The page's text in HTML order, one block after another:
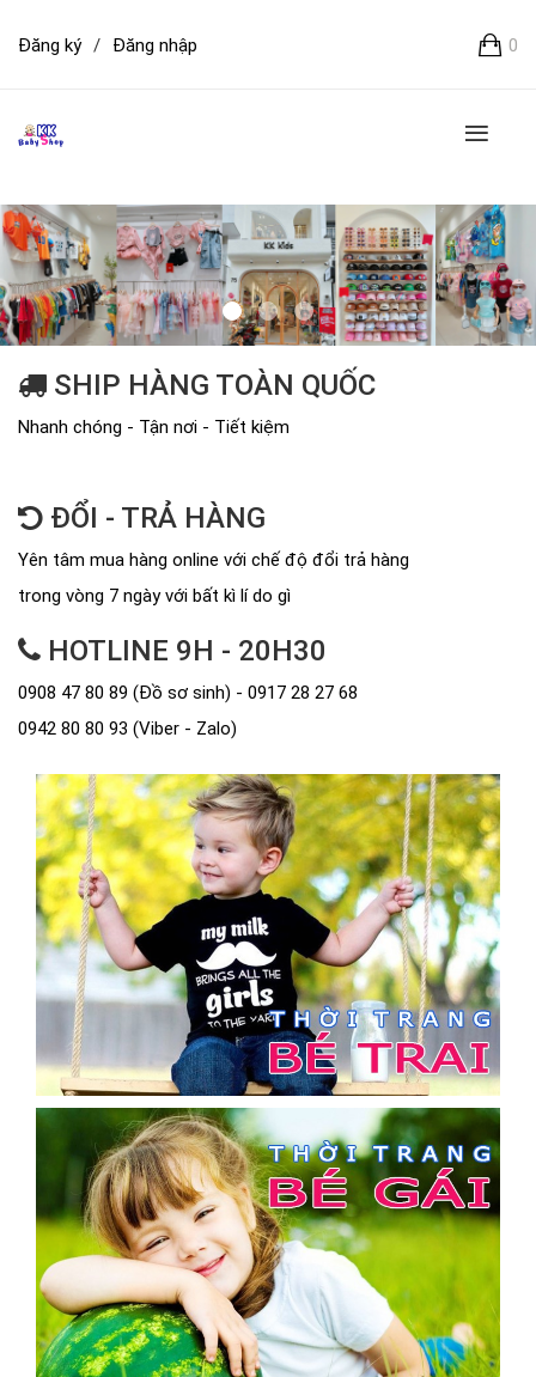
0
Đăng ký / Đăng nhập
SHIP HÀNG TOÀN QUỐC
Nhanh chóng - Tận nơi - Tiết kiệm
ĐỔI - TRẢ HÀNG
Yên tâm mua hàng online với chế độ đổi trả hàng
trong vòng 7 ngày với bất kì lí do gì
HOTLINE 9H - 20H30
0908 47 80 89 (Đồ sơ sinh) - 0917 28 27 68
0942 80 80 93 (Viber - Zalo)